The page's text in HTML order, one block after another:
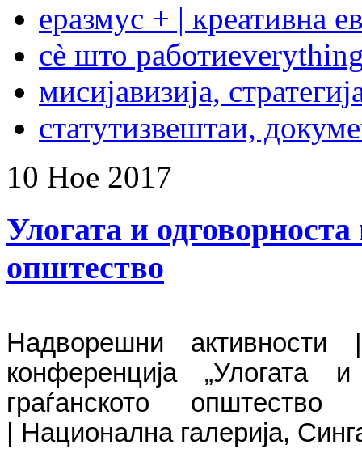
еразмус + | креативна
сѐ што работи
мисијавизија,
статутизвештаи,
10 Ное 2017
Улогата и
општество
Надворешни
конференција „Улогата
граѓанското општество
Национална галерија,